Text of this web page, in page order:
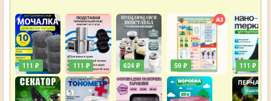
111 ₽ 111 ₽ 624 ₽ 59 ₽ 111 ₽